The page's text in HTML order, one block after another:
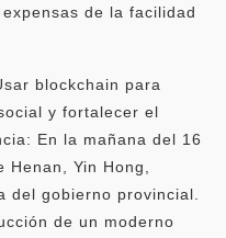
de la facilidad
blockchain para
y fortalecer el
En la mañana del 16
Yin Hong,
del gobierno provincial.
de un moderno